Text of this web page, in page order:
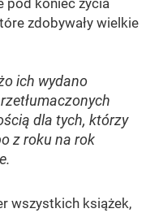
zdobywały wielkie
ich wydano
dla tych, którzy
z roku na rok
wszystkich książek,